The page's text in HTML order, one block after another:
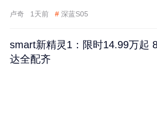
卢奇 1天前 # 深蓝S05
smart新精灵1：限时14.99万起
达全配齐